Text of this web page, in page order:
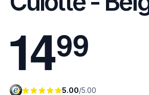
1499
5.00/5.00